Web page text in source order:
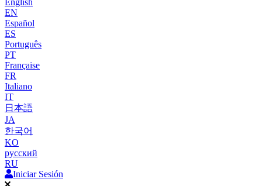
English
EN
Español
ES
Português
PT
Française
FR
Italiano
IT
日本語
JA
한국어
KO
русский
RU
Iniciar Sesión